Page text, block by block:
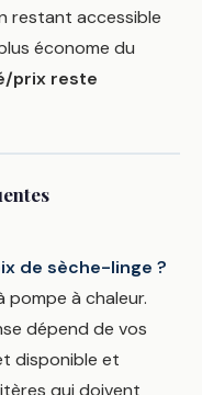
restant accessible
économe du
prix reste
de sèche-linge ?
pompe à chaleur.
dépend de vos
disponible et